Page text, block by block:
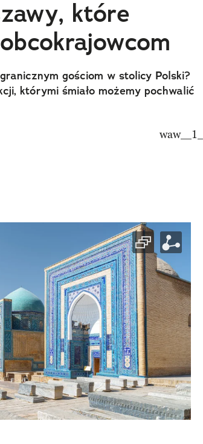
które
gościom w stolicy Polski?
którymi śmiało możemy pochwalić